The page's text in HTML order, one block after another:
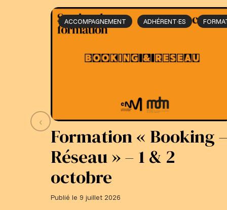
‹
ACCOMPAGNEMENT ADHÉRENT·ES
Formation « Booking
Réseau » – 1 & 2
octobre
Publié le 9 juillet 2026